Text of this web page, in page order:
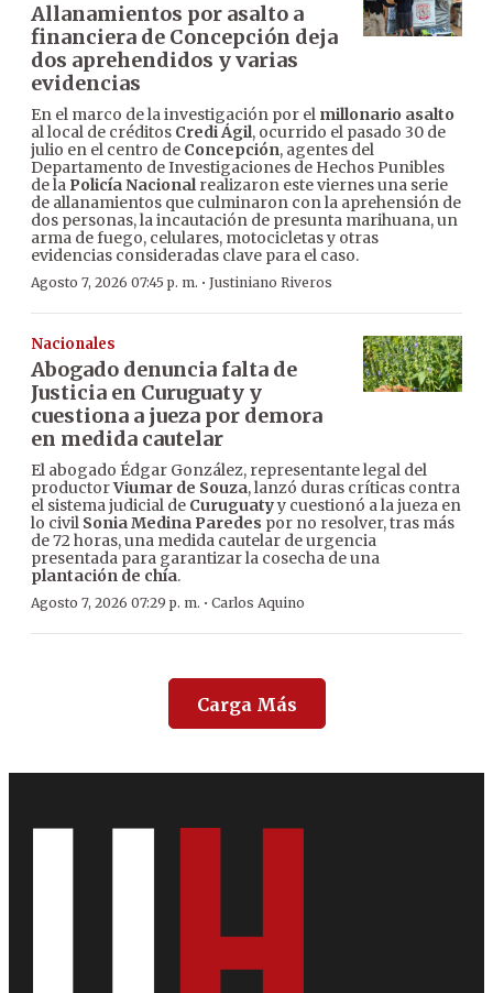
Allanamientos por asalto a
financiera de Concepción deja
dos aprehendidos y varias
evidencias
En el marco de la investigación por el millonario asalto
al local de créditos Credi Ágil, ocurrido el pasado 30 de
julio en el centro de Concepción, agentes del
Departamento de Investigaciones de Hechos Punibles
de la Policía Nacionalrealizaron este viernes una serie
de allanamientos que culminaron con la aprehensión de
dos personas, la incautación de presunta marihuana, un
arma de fuego, celulares, motocicletas y otras
evidencias consideradas clave para el caso.
Agosto 7, 2026 07:45 p. m. · Justiniano Riveros
Nacionales
Abogado denuncia falta de
Justicia en Curuguaty y
cuestiona a jueza por demora
en medida cautelar
El abogado Édgar González, representante legal del
productorViumar de Souza, lanzó duras críticas contra
el sistema judicial de Curuguatyy cuestionó a la jueza en
lo civil Sonia Medina Paredes por no resolver, tras más
de 72 horas, una medida cautelar de urgencia
presentada para garantizar la cosecha de una
plantación de chía.
Agosto 7, 2026 07:29 p. m. · Carlos Aquino
Carga Más